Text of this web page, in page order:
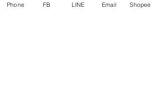
ซองเอกสาร KA มีจ่าหน้า ฝาซอง
สั่งผลิ
Phone FB LINE Email Shopee